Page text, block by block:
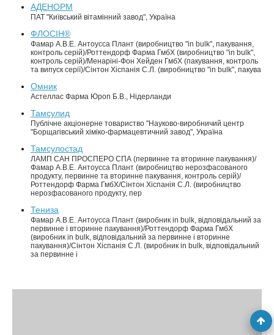
АДЕНОРМ
ПАТ "Київський вітамінний завод", Україна
ФЛОСІН®
Фамар А.В.Е. Антоусса Плант (виробництво "in bulk", пакування,
контроль серій)/Роттендорф Фарма ГмбХ (виробництво "in bulk",
контроль серій)/Менаріні-Фон Хейден ГмбХ (пакування, контроль
та випуск серії)/Сінтон Хіспанія С.Л. (виробництво "in bulk", пакува
Омник
Астеллас Фарма Юроп Б.В., Нідерланди
Тамсулид
Публічне акціонерне товариство "Науково-виробничий центр
"Борщагівський хіміко-фармацевтичний завод", Україна
Тамсулостад
ЛАМП САН ПРОСПЕРО СПА (первинне та вторинне пакування)/
Фамар А.В.Е. Антоусса Плант (виробництво нерозфасованого
продукту, первинне та вторинне пакування, контроль серій)/
Роттендорф Фарма ГмбХ/Сінтон Хіспанія С.Л. (виробництво
нерозфасованого продукту, пер
Тениза
Фамар А.В.Е. Антоусса Плант (виробник in bulk, відповідальний за
первинне і вторинне пакування)/Роттендорф Фарма ГмбХ
(виробник in bulk, відповідальний за первинне і вторинне
пакування)/Сінтон Хіспанія С.Л. (виробник in bulk, відповідальний
за первинне і